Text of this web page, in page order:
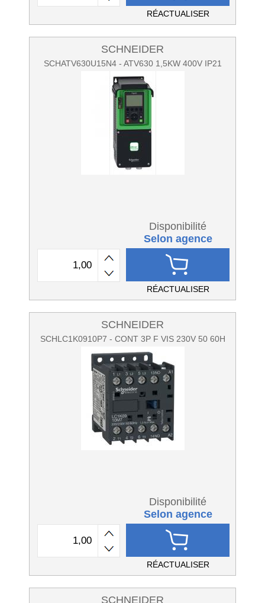
RÉACTUALISER
SCHNEIDER
SCHATV630U15N4 - ATV630 1,5KW 400V IP21
Disponibilité
Selon agence
RÉACTUALISER
SCHNEIDER
SCHLC1K0910P7 - CONT 3P F VIS 230V 50 60H
Disponibilité
Selon agence
RÉACTUALISER
SCHNEIDER